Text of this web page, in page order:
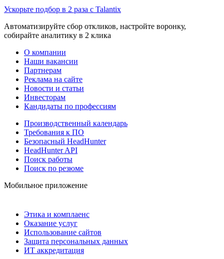
Ускорьте подбор в 2 раза с Talantix
Автоматизируйте сбор откликов, настройте воронку,
собирайте аналитику в 2 клика
О компании
Наши вакансии
Партнерам
Реклама на сайте
Новости и статьи
Инвесторам
Кандидаты по профессиям
Производственный календарь
Требования к ПО
Безопасный HeadHunter
HeadHunter API
Поиск работы
Поиск по резюме
Мобильное приложение
Этика и комплаенс
Оказание услуг
Использование сайтов
Защита персональных данных
ИТ аккредитация